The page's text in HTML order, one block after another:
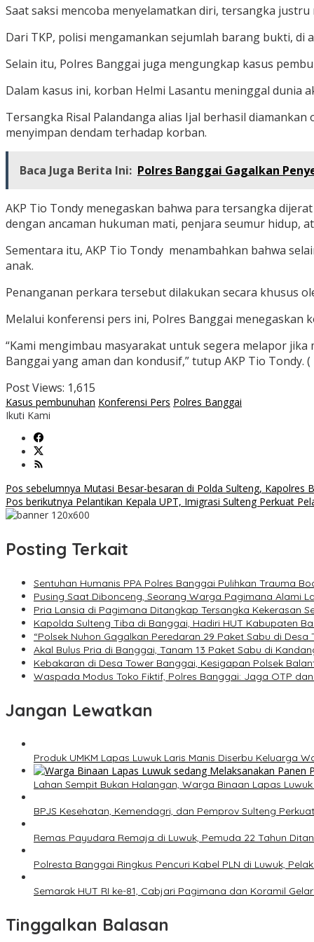
Saat saksi mencoba menyelamatkan diri, tersangka
Dari TKP, polisi mengamankan sejumlah barang bukti,
Selain itu, Polres Banggai juga mengungkap kasus
Dalam kasus ini, korban Helmi Lasantu meninggal dunia
Tersangka Risal Palandanga alias Ijal berhasil
menyimpan dendam terhadap korban.
Baca Juga Berita Ini: Polres Banggai Gagalkan
AKP Tio Tondy menegaskan bahwa para tersangka
dengan ancaman hukuman mati, penjara seumur hidup,
Sementara itu, AKP Tio Tondy menambahkan bahwa
anak.
Penanganan perkara tersebut dilakukan secara khusus
Melalui konferensi pers ini, Polres Banggai menegaskan
“Kami mengimbau masyarakat untuk segera melapor
Banggai yang aman dan kondusif,” tutup AKP Tio Tondy.
Post Views: 1,615
Kasus pembunuhan Konferensi Pers Polres Banggai
Ikuti Kami
Navigasi
pos
Pos sebelumnya Mutasi Besar-besaran di Polda Sulteng, Kapolres
Pos berikutnya Pelantikan Kepala UPT, Imigrasi Sulteng Perkuat
Posting Terkait
Sentuhan Humanis PPA Polres Banggai Pulihkan Trauma
Pusing Saat Dibonceng, Seorang Warga Pagimana Alami
Pria Lansia di Pagimana Ditangkap Tersangka Kekerasan
Kapolda Sulteng Tiba di Banggai, Hadiri HUT Kabupaten
“Polsek Nuhon Gagalkan Peredaran 29 Paket Sabu di Desa
Akal Bulus Pria di Banggai, Tanam 13 Paket Sabu di
Kebakaran di Desa Tower Banggai, Kesigapan Polsek
Waspada Modus Toko Fiktif, Polres Banggai: Jaga OTP
Jangan Lewatkan
Produk UMKM Lapas Luwuk Laris Manis Diserbu Keluarga
Lahan Sempit Bukan Halangan, Warga Binaan Lapas
BPJS Kesehatan, Kemendagri, dan Pemprov Sulteng
Remas Payudara Remaja di Luwuk, Pemuda 22 Tahun
Polresta Banggai Ringkus Pencuri Kabel PLN di Luwuk,
Semarak HUT RI ke-81, Cabjari Pagimana dan Koramil
Tinggalkan Balasan